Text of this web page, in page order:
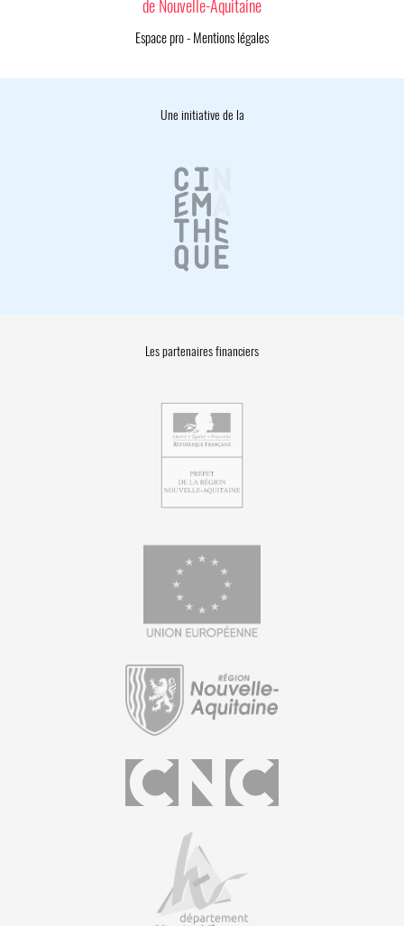
de Nouvelle-Aquitaine
Espace pro- Mentions légales
Une initiative de la
Les partenaires financiers